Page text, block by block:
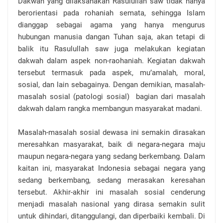
berorientasi pada rohaniah semata, sehingga Islam
dianggap sebagai agama yang hanya mengurus
hubungan manusia dangan Tuhan saja, akan tetapi di
balik itu Rasulullah saw juga melakukan kegiatan
dakwah dalam aspek non-raohaniah. Kegiatan dakwah
tersebut termasuk pada aspek, mu’amalah, moral,
sosial, dan lain sebagainya. Dengan demikian, masalah-
masalah sosial (patologi sosial) bagian dari masalah
dakwah dalam rangka membangun masyarakat madani.
Masalah-masalah sosial dewasa ini semakin dirasakan
meresahkan masyarakat, baik di negara-negara maju
maupun negara-negara yang sedang berkembang. Dalam
kaitan ini, masyarakat Indonesia sebagai negara yang
sedang berkembang, sedang merasakan keresahan
tersebut. Akhir-akhir ini masalah sosial cenderung
menjadi masalah nasional yang dirasa semakin sulit
untuk dihindari, ditanggulangi, dan diperbaiki kembali. Di